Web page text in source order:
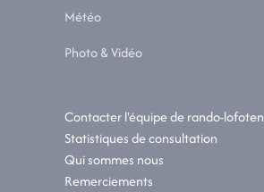
Météo
Photo & Vidéo
Contacter l'équipe de rando-lofoten
Statistiques de consultation
Qui sommes nous
Remerciements